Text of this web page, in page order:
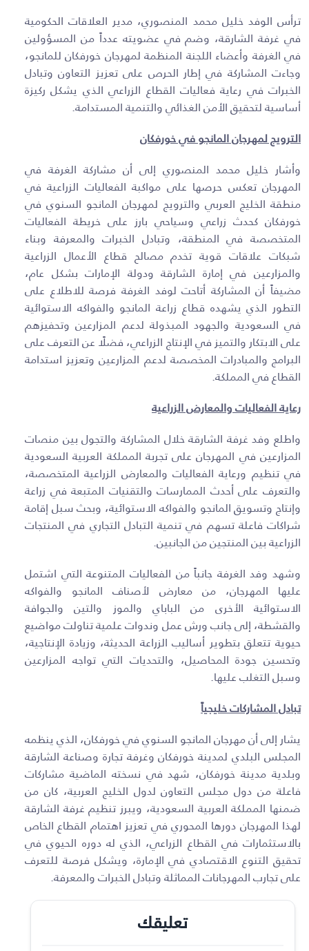
ترأس الوفد خليل محمد المنصوري، مدير العلاقات الحكومية
في غرفة الشارقة، وضم في عضويته عدداً من المسؤولين
في الغرفة وأعضاء اللجنة المنظمة لمهرجان خورفكان للمانجو،
وجاءت المشاركة في إطار الحرص على تعزيز التعاون وتبادل
الخبرات في رعاية فعاليات القطاع الزراعي الذي يشكل ركيزة
أساسية لتحقيق الأمن الغذائي والتنمية المستدامة.
الترويج لمهرجان المانجو في خورفكان
وأشار خليل محمد المنصوري إلى أن مشاركة الغرفة في
المهرجان تعكس حرصها على مواكبة الفعاليات الزراعية في
منطقة الخليج العربي والترويج لمهرجان المانجو السنوي في
خورفكان كحدث زراعي وسياحي بارز على خريطة الفعاليات
المتخصصة في المنطقة، وتبادل الخبرات والمعرفة وبناء
شبكات علاقات قوية تخدم مصالح قطاع الأعمال الزراعية
والمزارعين في إمارة الشارقة ودولة الإمارات بشكل عام،
مضيفاً أن المشاركة أتاحت لوفد الغرفة فرصة للاطلاع على
التطور الذي يشهده قطاع زراعة المانجو والفواكه الاستوائية
في السعودية والجهود المبذولة لدعم المزارعين وتحفيزهم
على الابتكار والتميز في الإنتاج الزراعي، فضلًا عن التعرف على
البرامج والمبادرات المخصصة لدعم المزارعين وتعزيز استدامة
القطاع في المملكة.
رعاية الفعاليات والمعارض الزراعية
واطلع وفد غرفة الشارقة خلال المشاركة والتجول بين منصات
المزارعين في المهرجان على تجربة المملكة العربية السعودية
في تنظيم ورعاية الفعاليات والمعارض الزراعية المتخصصة،
والتعرف على أحدث الممارسات والتقنيات المتبعة في زراعة
وإنتاج وتسويق المانجو والفواكه الاستوائية، وبحث سبل إقامة
شراكات فاعلة تسهم في تنمية التبادل التجاري في المنتجات
الزراعية بين المنتجين من الجانبين.
وشهد وفد الغرفة جانباً من الفعاليات المتنوعة التي اشتمل
عليها المهرجان، من معارض لأصناف المانجو والفواكه
الاستوائية الأخرى من الباباي والموز والتين والجوافة
والقشطة، إلى جانب ورش عمل وندوات علمية تناولت مواضيع
حيوية تتعلق بتطوير أساليب الزراعة الحديثة، وزيادة الإنتاجية،
وتحسين جودة المحاصيل، والتحديات التي تواجه المزارعين
وسبل التغلب عليها.
تبادل المشاركات خليجياً
يشار إلى أن مهرجان المانجو السنوي في خورفكان، الذي ينظمه
المجلس البلدي لمدينة خورفكان وغرفة تجارة وصناعة الشارقة
وبلدية مدينة خورفكان، شهد في نسخته الماضية مشاركات
فاعلة من دول مجلس التعاون لدول الخليج العربية، كان من
ضمنها المملكة العربية السعودية، ويبرز تنظيم غرفة الشارقة
لهذا المهرجان دورها المحوري في تعزيز اهتمام القطاع الخاص
بالاستثمارات في القطاع الزراعي، الذي له دوره الحيوي في
تحقيق التنوع الاقتصادي في الإمارة، ويشكل فرصة للتعرف
على تجارب المهرجانات المماثلة وتبادل الخبرات والمعرفة.
تعليقك